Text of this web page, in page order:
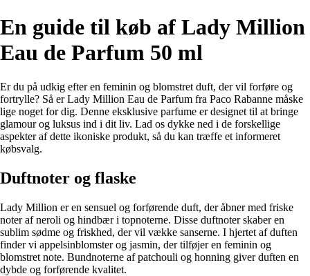
En guide til køb af Lady Million
Eau de Parfum 50 ml
Er du på udkig efter en feminin og blomstret duft, der vil forføre og
fortrylle? Så er Lady Million Eau de Parfum fra Paco Rabanne måske
lige noget for dig. Denne eksklusive parfume er designet til at bringe
glamour og luksus ind i dit liv. Lad os dykke ned i de forskellige
aspekter af dette ikoniske produkt, så du kan træffe et informeret
købsvalg.
Duftnoter og flaske
Lady Million er en sensuel og forførende duft, der åbner med friske
noter af neroli og hindbær i topnoterne. Disse duftnoter skaber en
sublim sødme og friskhed, der vil vække sanserne. I hjertet af duften
finder vi appelsinblomster og jasmin, der tilføjer en feminin og
blomstret note. Bundnoterne af patchouli og honning giver duften en
dybde og forførende kvalitet.